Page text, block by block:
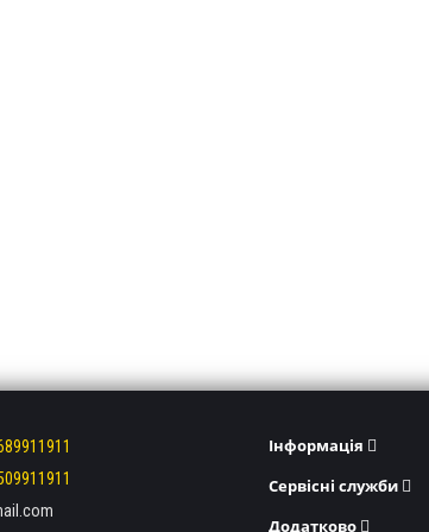
Інформація
Сервісні служби
Додатково